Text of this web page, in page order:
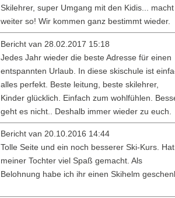
Skilehrer, super Umgang mit den Kidis... macht
weiter so! Wir kommen ganz bestimmt wieder.
Bericht van 28.02.2017 15:18
Jedes Jahr wieder die beste Adresse für einen
entspannten Urlaub. In diese skischule ist
alles perfekt. Beste leitung, beste skilehrer,
Kinder glücklich. Einfach zum wohlfühlen.
geht es nicht.. Deshalb immer wieder zu euch.
Bericht van 20.10.2016 14:44
Tolle Seite und ein noch besserer Ski-Kurs. Hat
meiner Tochter viel Spaß gemacht. Als
Belohnung habe ich ihr einen Skihelm